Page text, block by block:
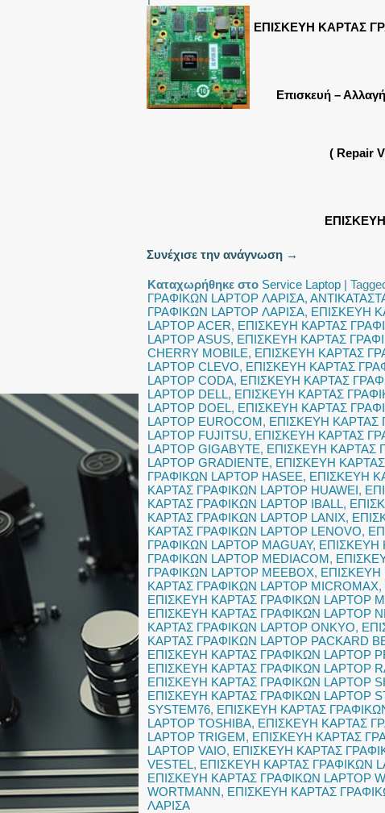
ΕΠΙΣΚΕΥΗ ΚΑΡΤΑΣ
Επισκευή –
( Repair
Συνέχισε την ανάγνωση →
Καταχωρήθηκε στο Service Laptop |
ΓΡΑΦΙΚΩΝ LAPTOP ΛΑΡΙΣΑ,
ΓΡΑΦΙΚΩΝ LAPTOP ΛΑΡΙΣΑ, ΕΠΙΣΚΕΥΗ
LAPTOP ACER, ΕΠΙΣΚΕΥΗ ΚΑΡΤΑΣ
LAPTOP ASUS, ΕΠΙΣΚΕΥΗ ΚΑΡΤΑΣ
CHERRY MOBILE, ΕΠΙΣΚΕΥΗ ΚΑΡΤΑΣ
LAPTOP CLEVO, ΕΠΙΣΚΕΥΗ ΚΑΡΤΑΣ
LAPTOP CODA, ΕΠΙΣΚΕΥΗ ΚΑΡΤΑΣ
LAPTOP DELL, ΕΠΙΣΚΕΥΗ ΚΑΡΤΑΣ
LAPTOP DOEL, ΕΠΙΣΚΕΥΗ ΚΑΡΤΑΣ
LAPTOP EUROCOM, ΕΠΙΣΚΕΥΗ ΚΑΡΤΑΣ
LAPTOP FUJITSU, ΕΠΙΣΚΕΥΗ ΚΑΡΤΑΣ
LAPTOP GIGABYTE, ΕΠΙΣΚΕΥΗ ΚΑΡΤΑΣ
LAPTOP GRADIENTE, ΕΠΙΣΚΕΥΗ ΚΑΡΤΑΣ
ΓΡΑΦΙΚΩΝ LAPTOP HASEE, ΕΠΙΣΚΕΥΗ
ΚΑΡΤΑΣ ΓΡΑΦΙΚΩΝ LAPTOP HUAWEI,
ΚΑΡΤΑΣ ΓΡΑΦΙΚΩΝ LAPTOP IBALL,
ΚΑΡΤΑΣ ΓΡΑΦΙΚΩΝ LAPTOP LANIX,
ΚΑΡΤΑΣ ΓΡΑΦΙΚΩΝ LAPTOP LENOVO,
ΓΡΑΦΙΚΩΝ LAPTOP MAGUAY, ΕΠΙΣΚΕΥΗ
ΓΡΑΦΙΚΩΝ LAPTOP MEDIACOM,
ΓΡΑΦΙΚΩΝ LAPTOP MEEBOX, ΕΠΙΣΚΕΥΗ
ΚΑΡΤΑΣ ΓΡΑΦΙΚΩΝ LAPTOP MICROMAX,
ΕΠΙΣΚΕΥΗ ΚΑΡΤΑΣ ΓΡΑΦΙΚΩΝ LAPTOP
ΕΠΙΣΚΕΥΗ ΚΑΡΤΑΣ ΓΡΑΦΙΚΩΝ LAPTOP
ΚΑΡΤΑΣ ΓΡΑΦΙΚΩΝ LAPTOP ONKYO,
ΚΑΡΤΑΣ ΓΡΑΦΙΚΩΝ LAPTOP PACKARD
ΕΠΙΣΚΕΥΗ ΚΑΡΤΑΣ ΓΡΑΦΙΚΩΝ LAPTOP
ΕΠΙΣΚΕΥΗ ΚΑΡΤΑΣ ΓΡΑΦΙΚΩΝ LAPTOP
ΕΠΙΣΚΕΥΗ ΚΑΡΤΑΣ ΓΡΑΦΙΚΩΝ LAPTOP
ΕΠΙΣΚΕΥΗ ΚΑΡΤΑΣ ΓΡΑΦΙΚΩΝ LAPTOP
SYSTEM76, ΕΠΙΣΚΕΥΗ ΚΑΡΤΑΣ
LAPTOP TOSHIBA, ΕΠΙΣΚΕΥΗ ΚΑΡΤΑΣ
LAPTOP TRIGEM, ΕΠΙΣΚΕΥΗ ΚΑΡΤΑΣ
LAPTOP VAIO, ΕΠΙΣΚΕΥΗ ΚΑΡΤΑΣ
VESTEL, ΕΠΙΣΚΕΥΗ ΚΑΡΤΑΣ ΓΡΑΦΙΚΩΝ
ΕΠΙΣΚΕΥΗ ΚΑΡΤΑΣ ΓΡΑΦΙΚΩΝ LAPTOP
WORTMANN, ΕΠΙΣΚΕΥΗ ΚΑΡΤΑΣ
ΛΑΡΙΣΑ